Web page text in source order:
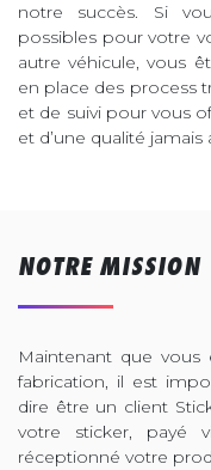
notre succès. Si
possibles pour votre
autre véhicule, vous
en place des process
et de suivi pour vous
et d’une qualité jamais
NOTRE MISSION
Maintenant que
fabrication, il est
dire être un client
votre sticker, payé
réceptionné votre